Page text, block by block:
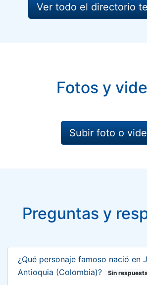
Ver todo el directorio
Fotos y
Subir foto o
Preguntas y
¿Qué personaje famoso nació en
Antioquia (Colombia)?
Sin